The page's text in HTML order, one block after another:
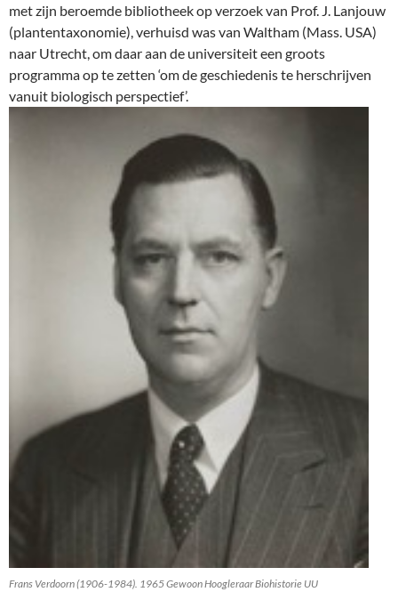
met zijn beroemde bibliotheek op verzoek van Prof. J. Lanjouw
(plantentaxonomie), verhuisd was van Waltham (Mass. USA)
naar Utrecht, om daar aan de universiteit een groots
programma op te zetten ‘om de geschiedenis te herschrijven
vanuit biologisch perspectief’.
Frans Verdoorn (1906-1984). 1965 Gewoon Hoogleraar Biohistorie UU